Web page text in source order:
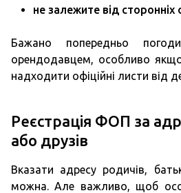
не залежите від сторонніх
Бажано попередньо
орендодавцем, особливо
надходити офіційні листи від
Реєстрація ФОП за
або друзів
Вказати адресу родичів,
можна. Але важливо, щоб